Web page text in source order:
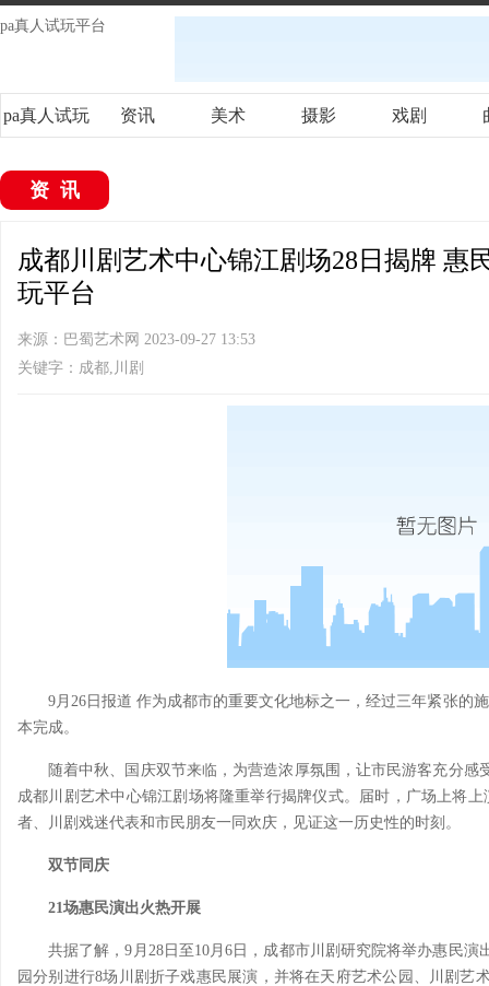
pa真人试玩平台
pa真人试玩 资讯 美术 摄影 戏剧
资讯
成都川剧艺术中心锦江剧场28日揭牌 惠
玩平台
来源：巴蜀艺术网 2023-09-27 13:53
关键字：成都,川剧
9月26日报道 作为成都市的重要文化地标之一，经过三年紧张的
本完成。
随着中秋、国庆双节来临，为营造浓厚氛围，让市民游客充分
成都川剧艺术中心锦江剧场将隆重举行揭牌仪式。届时，广场上将
者、川剧戏迷代表和市民朋友一同欢庆，见证这一历史性的时刻。
双节同庆
21场惠民演出火热开展
共据了解，9月28日至10月6日，成都市川剧研究院将举办惠民
园分别进行8场川剧折子戏惠民展演，并将在天府艺术公园、川剧艺